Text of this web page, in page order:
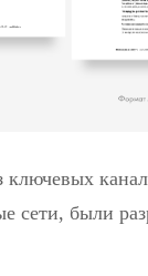
ключевых
сети, были